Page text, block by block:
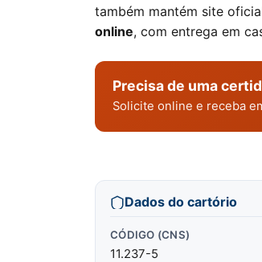
também mantém site
online, com entrega em
Precisa de uma
Solicite online e receba
Dados do cartório
CÓDIGO (CNS)
11.237-5